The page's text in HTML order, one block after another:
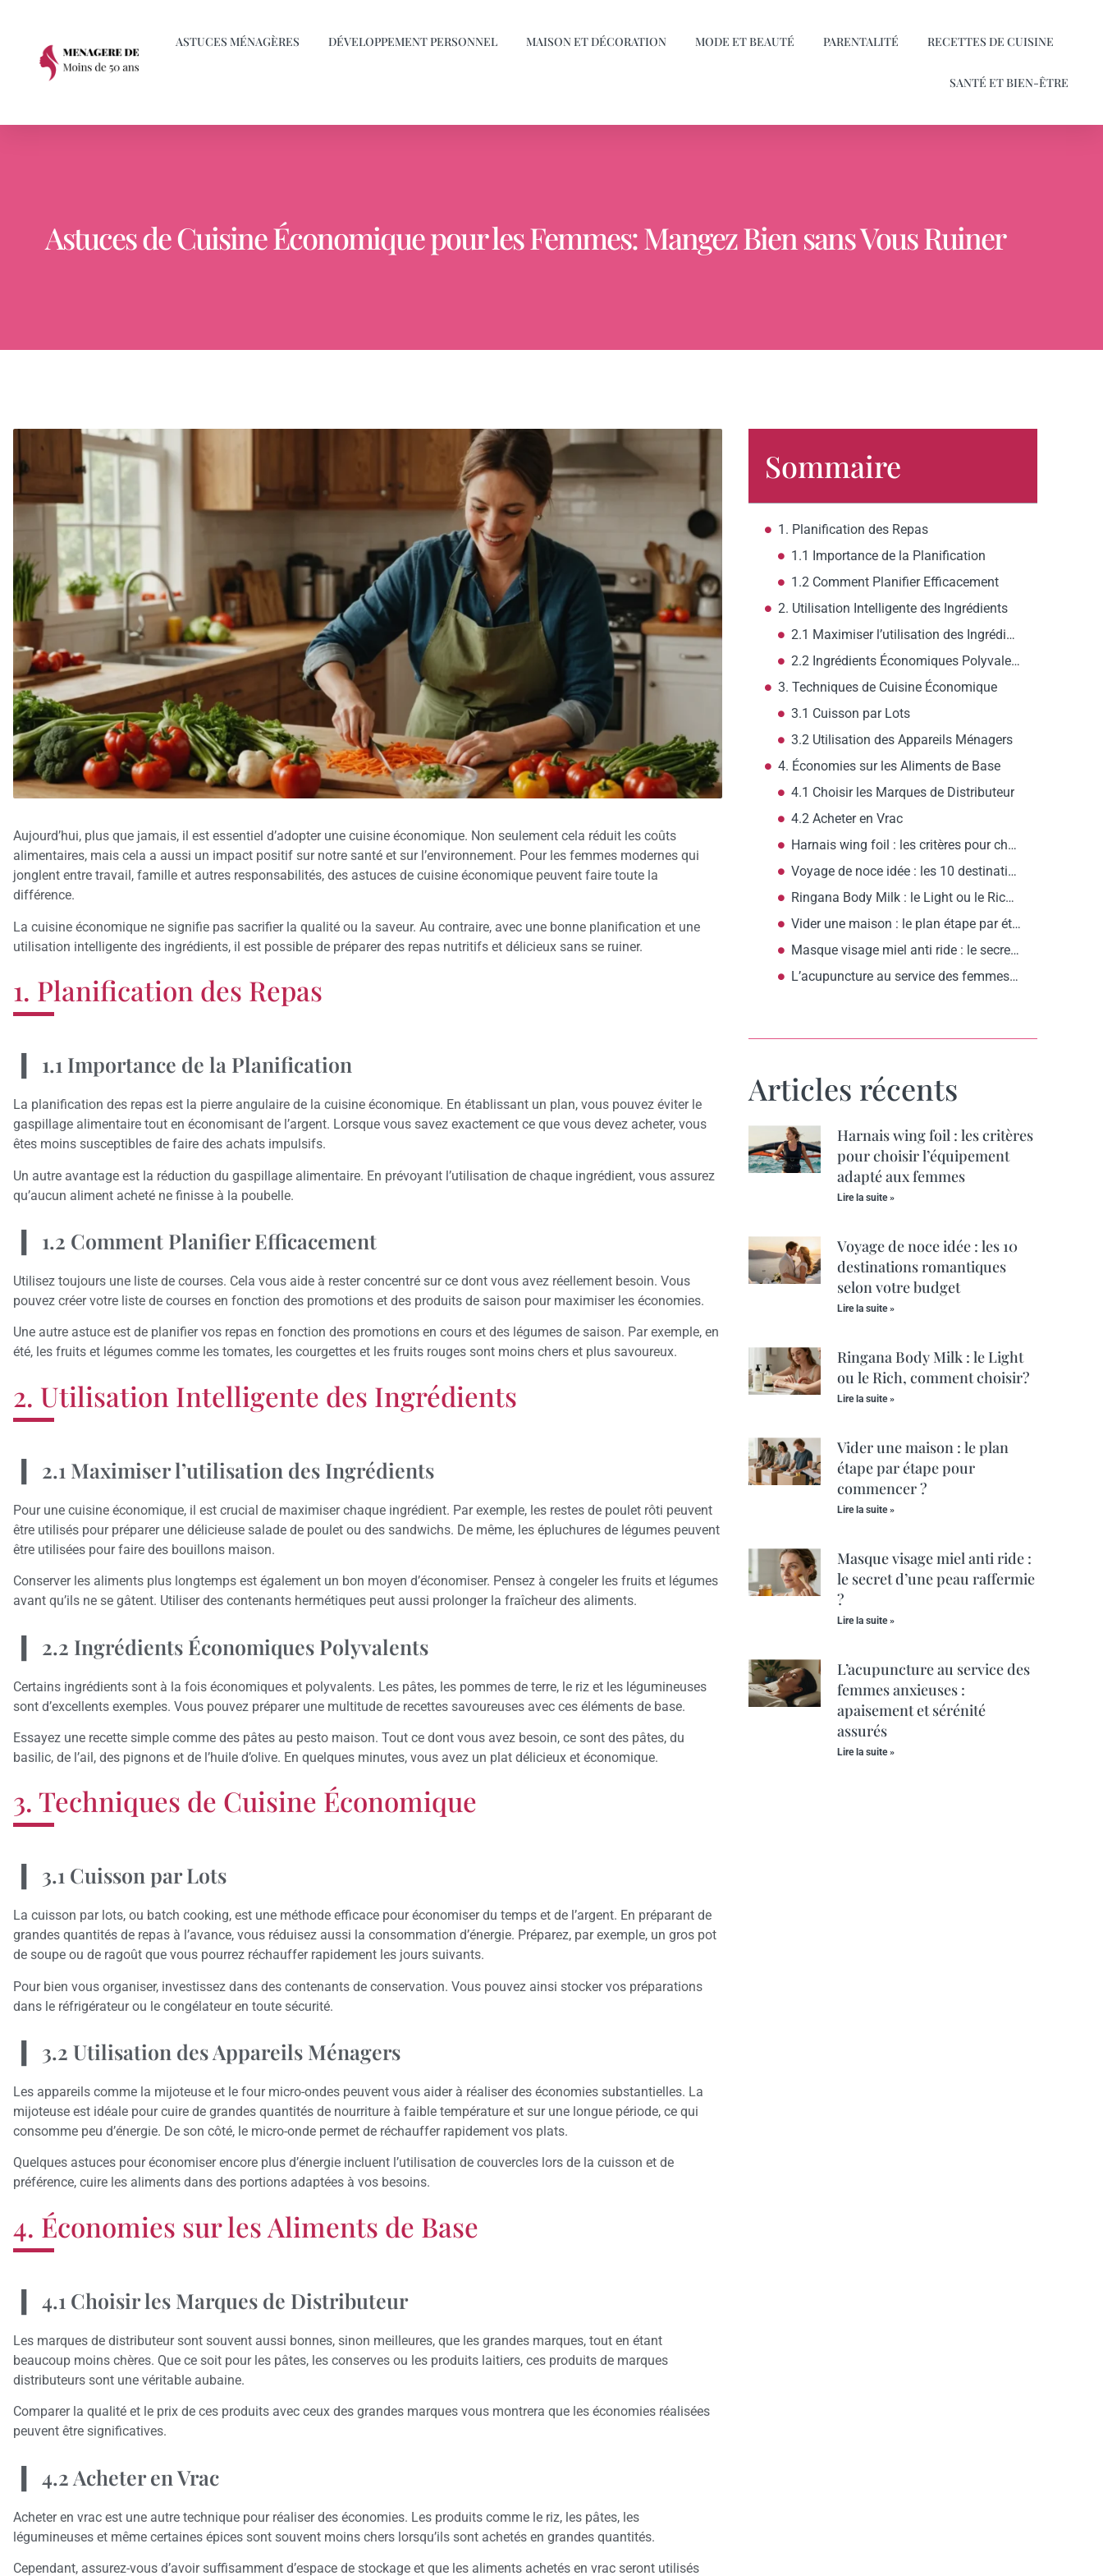
ASTUCES MÉNAGÈRES DÉVELOPPEMENT PERSONNEL MAISON ET DÉCORATION MODE ET BEAUTÉ PARENTALITÉ RECETTES DE CUISINE
SANTÉ ET BIEN-ÊTRE
Astuces de Cuisine Économique pour les Femmes: Mangez Bien sans Vous Ruiner
Aujourd’hui, plus que jamais, il est essentiel d’adopter une cuisine économique. Non seulement cela réduit les coûts
alimentaires, mais cela a aussi un impact positif sur notre santé et sur l’environnement. Pour les femmes modernes qui
jonglent entre travail, famille et autres responsabilités, des astuces de cuisine économique peuvent faire toute la
différence.
La cuisine économique ne signifie pas sacrifier la qualité ou la saveur. Au contraire, avec une bonne planification et une
utilisation intelligente des ingrédients, il est possible de préparer des repas nutritifs et délicieux sans se ruiner.
1. Planification des Repas
1.1 Importance de la Planification
La planification des repas est la pierre angulaire de la cuisine économique. En établissant un plan, vous pouvez éviter le
gaspillage alimentaire tout en économisant de l’argent. Lorsque vous savez exactement ce que vous devez acheter, vous
êtes moins susceptibles de faire des achats impulsifs.
Un autre avantage est la réduction du gaspillage alimentaire. En prévoyant l’utilisation de chaque ingrédient, vous assurez
qu’aucun aliment acheté ne finisse à la poubelle.
1.2 Comment Planifier Efficacement
Utilisez toujours une liste de courses. Cela vous aide à rester concentré sur ce dont vous avez réellement besoin. Vous
pouvez créer votre liste de courses en fonction des promotions et des produits de saison pour maximiser les économies.
Une autre astuce est de planifier vos repas en fonction des promotions en cours et des légumes de saison. Par exemple, en
été, les fruits et légumes comme les tomates, les courgettes et les fruits rouges sont moins chers et plus savoureux.
2. Utilisation Intelligente des Ingrédients
2.1 Maximiser l’utilisation des Ingrédients
Pour une cuisine économique, il est crucial de maximiser chaque ingrédient. Par exemple, les restes de poulet rôti peuvent
être utilisés pour préparer une délicieuse salade de poulet ou des sandwichs. De même, les épluchures de légumes peuvent
être utilisées pour faire des bouillons maison.
Conserver les aliments plus longtemps est également un bon moyen d’économiser. Pensez à congeler les fruits et légumes
avant qu’ils ne se gâtent. Utiliser des contenants hermétiques peut aussi prolonger la fraîcheur des aliments.
2.2 Ingrédients Économiques Polyvalents
Certains ingrédients sont à la fois économiques et polyvalents. Les pâtes, les pommes de terre, le riz et les légumineuses
sont d’excellents exemples. Vous pouvez préparer une multitude de recettes savoureuses avec ces éléments de base.
Essayez une recette simple comme des pâtes au pesto maison. Tout ce dont vous avez besoin, ce sont des pâtes, du
basilic, de l’ail, des pignons et de l’huile d’olive. En quelques minutes, vous avez un plat délicieux et économique.
3. Techniques de Cuisine Économique
3.1 Cuisson par Lots
La cuisson par lots, ou batch cooking, est une méthode efficace pour économiser du temps et de l’argent. En préparant de
grandes quantités de repas à l’avance, vous réduisez aussi la consommation d’énergie. Préparez, par exemple, un gros pot
de soupe ou de ragoût que vous pourrez réchauffer rapidement les jours suivants.
Pour bien vous organiser, investissez dans des contenants de conservation. Vous pouvez ainsi stocker vos préparations
dans le réfrigérateur ou le congélateur en toute sécurité.
3.2 Utilisation des Appareils Ménagers
Les appareils comme la mijoteuse et le four micro-ondes peuvent vous aider à réaliser des économies substantielles. La
mijoteuse est idéale pour cuire de grandes quantités de nourriture à faible température et sur une longue période, ce qui
consomme peu d’énergie. De son côté, le micro-onde permet de réchauffer rapidement vos plats.
Quelques astuces pour économiser encore plus d’énergie incluent l’utilisation de couvercles lors de la cuisson et de
préférence, cuire les aliments dans des portions adaptées à vos besoins.
4. Économies sur les Aliments de Base
4.1 Choisir les Marques de Distributeur
Les marques de distributeur sont souvent aussi bonnes, sinon meilleures, que les grandes marques, tout en étant
beaucoup moins chères. Que ce soit pour les pâtes, les conserves ou les produits laitiers, ces produits de marques
distributeurs sont une véritable aubaine.
Comparer la qualité et le prix de ces produits avec ceux des grandes marques vous montrera que les économies réalisées
peuvent être significatives.
4.2 Acheter en Vrac
Acheter en vrac est une autre technique pour réaliser des économies. Les produits comme le riz, les pâtes, les
légumineuses et même certaines épices sont souvent moins chers lorsqu’ils sont achetés en grandes quantités.
Cependant, assurez-vous d’avoir suffisamment d’espace de stockage et que les aliments achetés en vrac seront utilisés
Sommaire
1. Planification des Repas
1.1 Importance de la Planification
1.2 Comment Planifier Efficacement
2. Utilisation Intelligente des Ingrédients
2.1 Maximiser l’utilisation des Ingrédients
2.2 Ingrédients Économiques Polyvalents
3. Techniques de Cuisine Économique
3.1 Cuisson par Lots
3.2 Utilisation des Appareils Ménagers
4. Économies sur les Aliments de Base
4.1 Choisir les Marques de Distributeur
4.2 Acheter en Vrac
Harnais wing foil : les critères pour choisir l’équipement adapté aux femmes
Voyage de noce idée : les 10 destinations romantiques selon votre budget
Ringana Body Milk : le Light ou le Rich, comment choisir?
Vider une maison : le plan étape par étape pour commencer ?
Masque visage miel anti ride : le secret d’une peau raffermie ?
L’acupuncture au service des femmes anxieuses : apaisement et sérénité assurés
Articles récents
Harnais wing foil : les critères
pour choisir l’équipement
adapté aux femmes
Lire la suite »
Voyage de noce idée : les 10
destinations romantiques
selon votre budget
Lire la suite »
Ringana Body Milk : le Light
ou le Rich, comment choisir?
Lire la suite »
Vider une maison : le plan
étape par étape pour
commencer ?
Lire la suite »
Masque visage miel anti ride :
le secret d’une peau raffermie
?
Lire la suite »
L’acupuncture au service des
femmes anxieuses :
apaisement et sérénité
assurés
Lire la suite »